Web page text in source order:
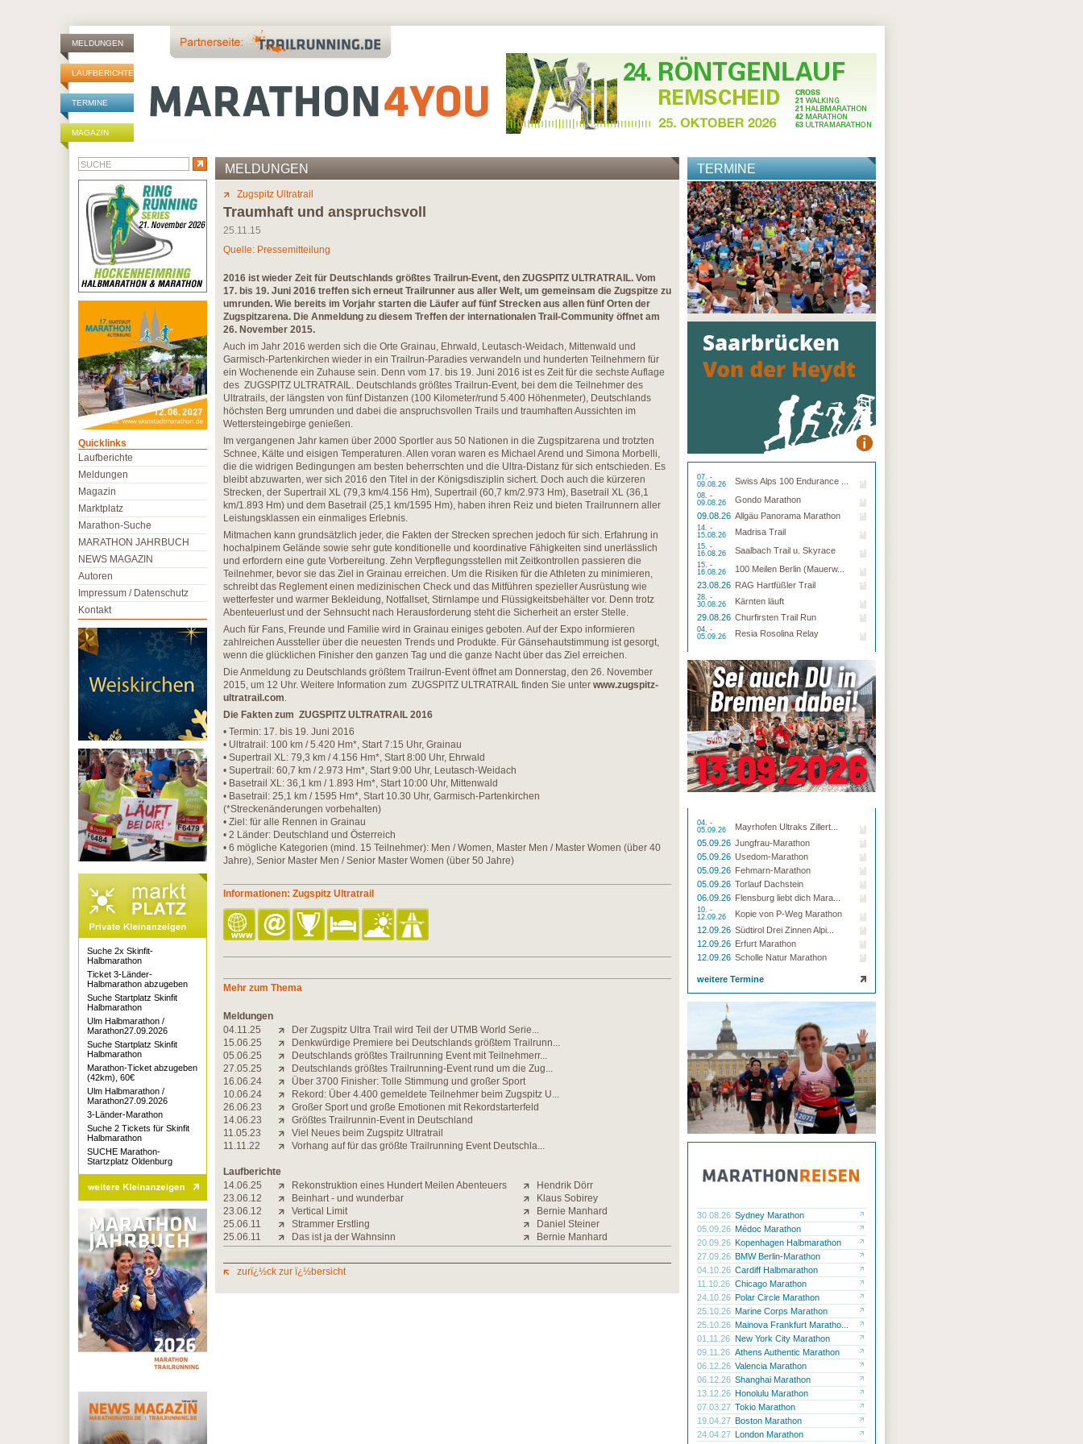
MELDUNGEN
LAUFBERICHTE
TERMINE
MAGAZIN
MELDUNGEN
Zugspitz Ultratrail
Traumhaft und anspruchsvoll
25.11.15
Quelle: Pressemitteilung
2016 ist wieder Zeit für Deutschlands größtes Trailrun-Event, den ZUGSPITZ ULTRATRAIL. Vom
17. bis 19. Juni 2016 treffen sich erneut Trailrunner aus aller Welt, um gemeinsam die Zugspitze zu
umrunden. Wie bereits im Vorjahr starten die Läufer auf fünf Strecken aus allen fünf Orten der
Zugspitzarena. Die Anmeldung zu diesem Treffen der internationalen Trail-Community öffnet am
26. November 2015.
Auch im Jahr 2016 werden sich die Orte Grainau, Ehrwald, Leutasch-Weidach, Mittenwald und
Garmisch-Partenkirchen wieder in ein Trailrun-Paradies verwandeln und hunderten Teilnehmern für
ein Wochenende ein Zuhause sein. Denn vom 17. bis 19. Juni 2016 ist es Zeit für die sechste Auflage
des ZUGSPITZ ULTRATRAIL. Deutschlands größtes Trailrun-Event, bei dem die Teilnehmer des
Ultratrails, der längsten von fünf Distanzen (100 Kilometer/rund 5.400 Höhenmeter), Deutschlands
höchsten Berg umrunden und dabei die anspruchsvollen Trails und traumhaften Aussichten im
Wettersteingebirge genießen.
Im vergangenen Jahr kamen über 2000 Sportler aus 50 Nationen in die Zugspitzarena und trotzten
Schnee, Kälte und eisigen Temperaturen. Allen voran waren es Michael Arend und Simona Morbelli,
die die widrigen Bedingungen am besten beherrschten und die Ultra-Distanz für sich entschieden. Es
bleibt abzuwarten, wer sich 2016 den Titel in der Königsdisziplin sichert. Doch auch die kürzeren
Strecken, der Supertrail XL (79,3 km/4.156 Hm), Supertrail (60,7 km/2.973 Hm), Basetrail XL (36,1
km/1.893 Hm) und dem Basetrail (25,1 km/1595 Hm), haben ihren Reiz und bieten Trailrunnern aller
Leistungsklassen ein einmaliges Erlebnis.
Mitmachen kann grundsätzlich jeder, die Fakten der Strecken sprechen jedoch für sich. Erfahrung in
hochalpinem Gelände sowie sehr gute konditionelle und koordinative Fähigkeiten sind unerlässlich
und erfordern eine gute Vorbereitung. Zehn Verpflegungsstellen mit Zeitkontrollen passieren die
Teilnehmer, bevor sie das Ziel in Grainau erreichen. Um die Risiken für die Athleten zu minimieren,
schreibt das Reglement einen medizinischen Check und das Mitführen spezieller Ausrüstung wie
wetterfester und warmer Bekleidung, Notfallset, Stirnlampe und Flüssigkeitsbehälter vor. Denn trotz
Abenteuerlust und der Sehnsucht nach Herausforderung steht die Sicherheit an erster Stelle.
Auch für Fans, Freunde und Familie wird in Grainau einiges geboten. Auf der Expo informieren
zahlreichen Aussteller über die neuesten Trends und Produkte. Für Gänsehautstimmung ist gesorgt,
wenn die glücklichen Finisher den ganzen Tag und die ganze Nacht über das Ziel erreichen.
Die Anmeldung zu Deutschlands größtem Trailrun-Event öffnet am Donnerstag, den 26. November
2015, um 12 Uhr. Weitere Information zum ZUGSPITZ ULTRATRAIL finden Sie unter www.zugspitz-
ultratrail.com.
Die Fakten zum ZUGSPITZ ULTRATRAIL 2016
• Termin: 17. bis 19. Juni 2016
• Ultratrail: 100 km / 5.420 Hm*, Start 7:15 Uhr, Grainau
• Supertrail XL: 79,3 km / 4.156 Hm*, Start 8:00 Uhr, Ehrwald
• Supertrail: 60,7 km / 2.973 Hm*, Start 9:00 Uhr, Leutasch-Weidach
• Basetrail XL: 36,1 km / 1.893 Hm*, Start 10:00 Uhr, Mittenwald
• Basetrail: 25,1 km / 1595 Hm*, Start 10.30 Uhr, Garmisch-Partenkirchen
(*Streckenänderungen vorbehalten)
• Ziel: für alle Rennen in Grainau
• 2 Länder: Deutschland und Österreich
• 6 mögliche Kategorien (mind. 15 Teilnehmer): Men / Women, Master Men / Master Women (über 40
Jahre), Senior Master Men / Senior Master Women (über 50 Jahre)
Informationen: Zugspitz Ultratrail
Mehr zum Thema
Meldungen
04.11.25
Der Zugspitz Ultra Trail wird Teil der UTMB World Serie...
15.06.25
Denkwürdige Premiere bei Deutschlands größtem Trailrunn...
05.06.25
Deutschlands größtes Trailrunning Event mit Teilnehmerr...
27.05.25
Deutschlands größtes Trailrunning-Event rund um die Zug...
16.06.24
Über 3700 Finisher: Tolle Stimmung und großer Sport
10.06.24
Rekord: Über 4.400 gemeldete Teilnehmer beim Zugspitz U...
26.06.23
Großer Sport und große Emotionen mit Rekordstarterfeld
14.06.23
Größtes Trailrunnin-Event in Deutschland
11.05.23
Viel Neues beim Zugspitz Ultratrail
11.11.22
Vorhang auf für das größte Trailrunning Event Deutschla...
Laufberichte
14.06.25
Rekonstruktion eines Hundert Meilen Abenteuers
Hendrik Dörr
23.06.12
Beinhart - und wunderbar
Klaus Sobirey
23.06.12
Vertical Limit
Bernie Manhard
25.06.11
Strammer Erstling
Daniel Steiner
25.06.11
Das ist ja der Wahnsinn Bernie Manhard
zurï¿½ck zur ï¿½bersicht
TERMINE
07. -
09.08.26
Swiss Alps 100 Endurance ...
08. -
09.08.26
Gondo Marathon
09.08.26 Allgäu Panorama Marathon
14. -
15.08.26
Madrisa Trail
15. -
16.08.26
Saalbach Trail u. Skyrace
15. -
16.08.26
100 Meilen Berlin (Mauerw...
23.08.26 RAG Hartfüßler Trail
28. -
30.08.26
Kärnten läuft
29.08.26 Churfirsten Trail Run
04. -
05.09.26
Resia Rosolina Relay
04. -
05.09.26
Mayrhofen Ultraks Zillert...
05.09.26 Jungfrau-Marathon
05.09.26 Usedom-Marathon
05.09.26 Fehmarn-Marathon
05.09.26 Torlauf Dachstein
06.09.26 Flensburg liebt dich Mara...
10. -
12.09.26
Kopie von P-Weg Marathon
12.09.26 Südtirol Drei Zinnen Alpi...
12.09.26 Erfurt Marathon
12.09.26 Scholle Natur Marathon
weitere Termine
30.08.26 Sydney Marathon
05.09.26 Médoc Marathon
20.09.26 Kopenhagen Halbmarathon
27.09.26 BMW Berlin-Marathon
04.10.26 Cardiff Halbmarathon
11.10.26 Chicago Marathon
24.10.26 Polar Circle Marathon
25.10.26 Marine Corps Marathon
25.10.26 Mainova Frankfurt Maratho...
01.11.26 New York City Marathon
09.11.26 Athens Authentic Marathon
06.12.26 Valencia Marathon
06.12.26 Shanghai Marathon
13.12.26 Honolulu Marathon
07.03.27 Tokio Marathon
19.04.27 Boston Marathon
24.04.27 London Marathon
Quicklinks
Laufberichte
Meldungen
Magazin
Marktplatz
Marathon-Suche
MARATHON JAHRBUCH
NEWS MAGAZIN
Autoren
Impressum / Datenschutz
Kontakt
Suche 2x Skinfit-
Halbmarathon
Ticket 3-Länder-
Halbmarathon abzugeben
Suche Startplatz Skinfit
Halbmarathon
Ulm Halbmarathon /
Marathon27.09.2026
Suche Startplatz Skinfit
Halbmarathon
Marathon-Ticket abzugeben
(42km), 60€
Ulm Halbmarathon /
Marathon27.09.2026
3-Länder-Marathon
Suche 2 Tickets für Skinfit
Halbmarathon
SUCHE Marathon-
Startzplatz Oldenburg